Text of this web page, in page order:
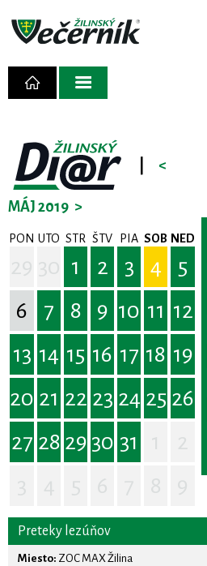
<
MÁJ 2019 >
PON UTO STR ŠTV PIA SOB NED
1 2 3 4
5
6
7 8 9 10 11 12
13 14 15 16 17 18 19
20 21 22 23 24 25 26
27 28 29 30 31
Preteky lezúňov
Miesto: ZOC MAX Žilina